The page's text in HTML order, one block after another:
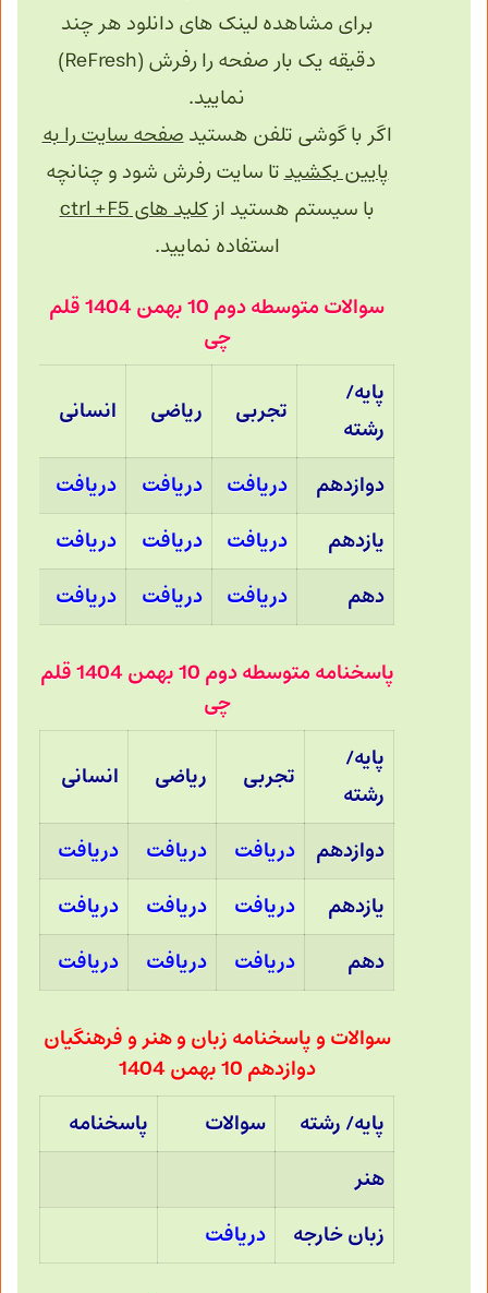
برای مشاهده لینک های دانلود هر چند
دقیقه یک بار صفحه را رفرش (ReFresh)
نمایید.
اگر با گوشی تلفن هستیدصفحه سایت را به
پایین بکشیدتا سایت رفرش شود و چنانچه
با سیستم هستید ازکلید های ctrl +F5
استفاده نمایید.
سوالات متوسطه دوم 10 بهمن 1404 قلم
چی
پایه/
رشته
تجربی ریاضی انسانی
دوازدهم دریافت دریافت
دریافت
یازدهم
دریافت دریافت
دریافت
دهم
دریافت دریافت دریافت
پاسخنامه متوسطه دوم 10 بهمن 1404 قلم
چی
پایه/
رشته
تجربی ریاضی انسانی
دوازدهم دریافت دریافت
دریافت
یازدهم
دریافت دریافت
دریافت
دهم
دریافت دریافت دریافت
سوالات و پاسخنامه زبان و هنر و فرهنگیان
دوازدهم 10 بهمن 1404
پایه/ رشته
سوالات
پاسخنامه
هنر
زبان خارجه
دریافت